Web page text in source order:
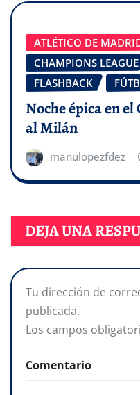
ATLÉTICO DE
CHAMPIONS LEAGUE
FLASHBACK
Noche épica en
al Milán
manulopezfdez
DEJA UNA
Tu dirección de
publicada.
Los campos
Comentario